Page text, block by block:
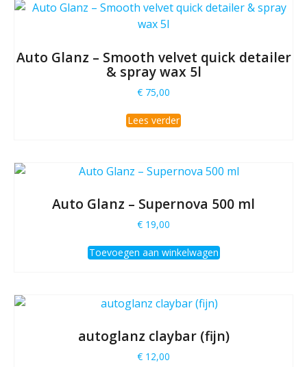
Auto Glanz – Smooth velvet quick detailer
& spray wax 5l
€ 75,00
Lees verder
Auto Glanz – Supernova 500 ml
€ 19,00
Toevoegen aan winkelwagen
autoglanz claybar (fijn)
€ 12,00